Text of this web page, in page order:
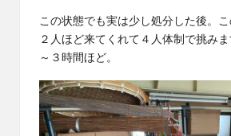
この状態でも実は少し処分した後。
２人ほど来てくれて４人体制で挑み
～３時間ほど。